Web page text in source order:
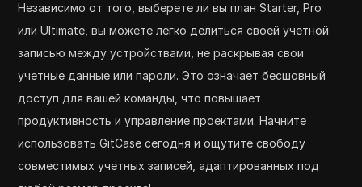
Независимо от того, выберете ли вы план Starter, Pro
или Ultimate, вы можете легко делиться своей учетной
записью между устройствами, не раскрывая свои
учетные данные или пароли. Это означает бесшовный
доступ для вашей команды, что повышает
продуктивность и управление проектами. Начните
использовать GitCase сегодня и ощутите свободу
совместимых учетных записей, адаптированных под